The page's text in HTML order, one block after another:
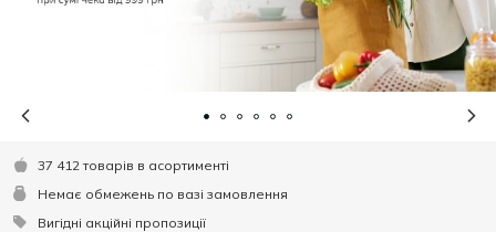
37 412 товарів в асортименті
Немає обмежень по вазі замовлення
Вигідні акційні пропозиції